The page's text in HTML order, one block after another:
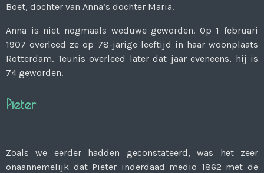
Boet, dochter van Anna’s dochter Maria.
Anna is niet nogmaals weduwe geworden. Op 1 februari
1907 overleed ze op 78-jarige leeftijd in haar woonplaats
Rotterdam. Teu­nis overleed later dat jaar eveneens, hij is
74 geworden.
Pieter
Zoals we eerder hadden geconstateerd, was het zeer
onaannemelijk dat Pieter inderdaad medio 1862 met de